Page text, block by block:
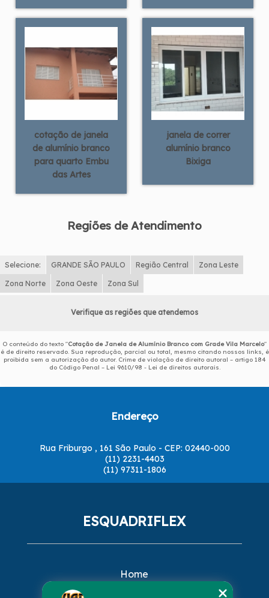
cotação de janela
de alumínio branco
para quarto Embu
das Artes
janela de correr
alumínio branco
Bixiga
Regiões de Atendimento
Selecione: GRANDE SÃO PAULO Região Central Zona Leste
Zona Norte Zona Oeste Zona Sul
Verifique as regiões que atendemos
O conteúdo do texto "Cotação de Janela de Alumínio Branco com Grade Vila Marcelo"
é de direito reservado. Sua reprodução, parcial ou total, mesmo citando nossos links, é
proibida sem a autorização do autor. Crime de violação de direito autoral – artigo 184
do Código Penal – Lei 9610/98 - Lei de direitos autorais.
Endereço
Rua Friburgo , 161 São Paulo - CEP: 02440-000
(11) 2231-4403
(11) 97311-1806
ESQUADRIFLEX
Home